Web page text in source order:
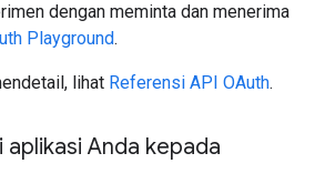
dengan meminta dan menerima
Playground.
lihat Referensi API OAuth.
Anda kepada